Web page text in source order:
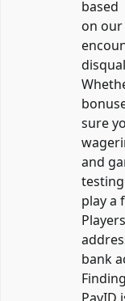
based
on
sure
and
play a
bank